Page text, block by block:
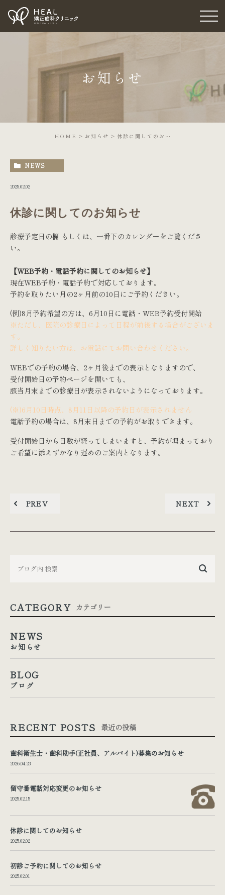
お知らせ
HOME お知らせ 休診に関してのお知らせ
NEWS
2025.02.02
休診に関してのお知らせ
診療予定日の欄 もしくは、一番下のカレンダーをご覧くださ
い。
【WEB予約・電話予約に関してのお知らせ】
現在WEB予約・電話予約で対応しております。
予約を取りたい月の2ヶ月前の10日にご予約ください。
(例)8月予約希望の方は、6月10日に電話・WEB予約受付開始
※ただし、医院の診療日によって日程が前後する場合がございま
す。
詳しく知りたい方は、お電話にてお問い合わせください。
WEBでの予約の場合、2ヶ月後までの表示となりますので、
受付開始日の予約ページを開いても、
該当月末までの診療日が表示されないようになっております。
(※)6月10日時点、8月11日以降の予約日が表示されません
電話予約の場合は、8月末日までの予約がお取りできます。
受付開始日から日数が経ってしまいますと、予約が埋まっており
ご希望に添えずかなり遅めのご案内となります。
PREV NEXT
CATEGORY カテゴリー
NEWS
お知らせ
BLOG
ブログ
RECENT POSTS 最近の投稿
歯科衛生士・歯科助手(正社員、アルバイト)募集のお知らせ
2026.04.23
留守番電話対応変更のお知らせ
2025.02.15
休診に関してのお知らせ
2025.02.02
初診ご予約に関してのお知らせ
2025.02.01